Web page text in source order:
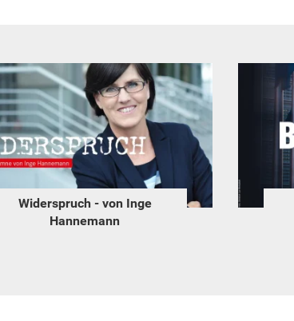
Widerspruch - von Inge
Hannemann